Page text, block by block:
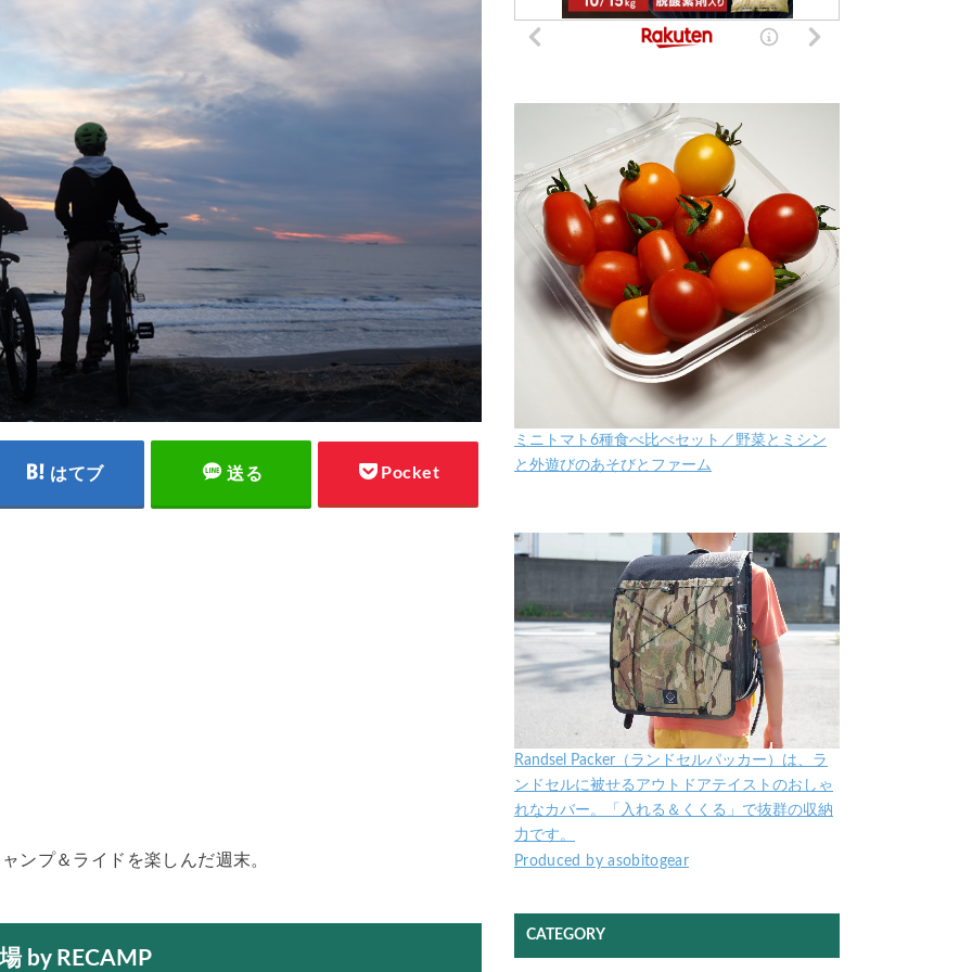
はてブ 送る Pocket
ンプ＆ライドを楽しんだ週末。
by RECAMP
ミニトマト6種食べ比べセット／野菜とミシン
と外遊びのあそびとファーム
Randsel Packer（ランドセルパッカー）は、ラ
ンドセルに被せるアウトドアテイストのおしゃ
れなカバー。「入れる＆くくる」で抜群の収納
力です。
Produced by asobitogear
CATEGORY